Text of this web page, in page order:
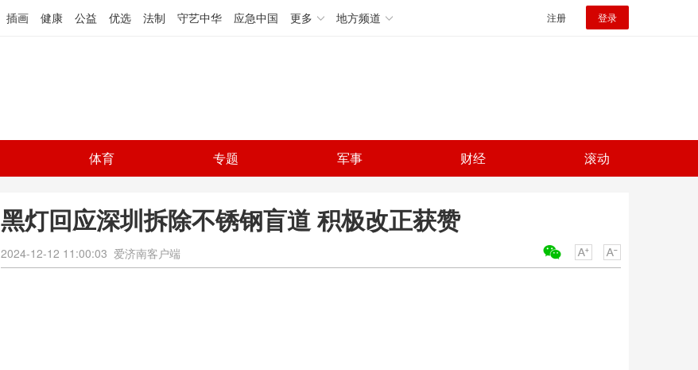
插画 健康 公益 优选 法制 守艺中华 应急中国 更多 地方频道 注册 登录
体育 专题 军事 财经 滚动
黑灯回应深圳拆除不锈钢盲道 积极改正获赞
2024-12-12 11:00:03 爱济南客户端